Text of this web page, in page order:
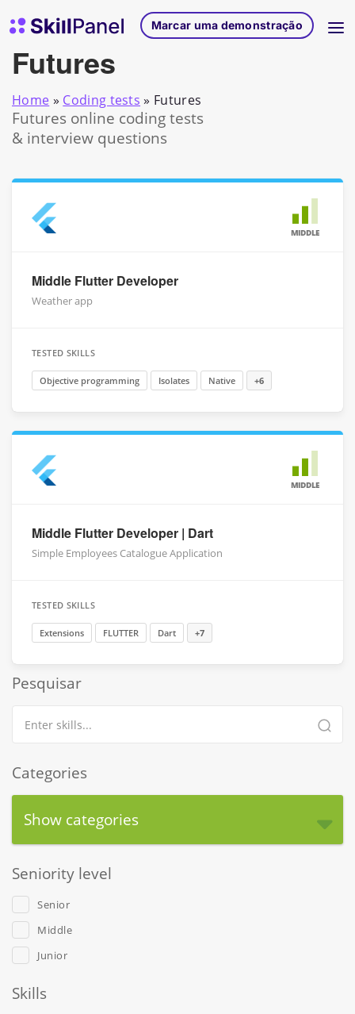
Página inicial do SkillPanelMarcar uma demonstração
Futures
Home » Coding tests » Futures
Futures online coding tests
& interview questions
MIDDLE
Middle Flutter Developer
Weather app
TESTED SKILLS
Objective programming Isolates Native +6
MIDDLE
Middle Flutter Developer | Dart
Simple Employees Catalogue Application
TESTED SKILLS
Extensions FLUTTER Dart +7
Pesquisar
Categories
Show categories
Seniority level
Senior
Middle
Junior
Skills